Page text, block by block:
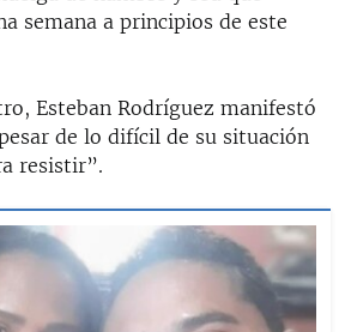
semana a principios de este
Esteban Rodríguez manifestó
de lo difícil de su situación
resistir”.